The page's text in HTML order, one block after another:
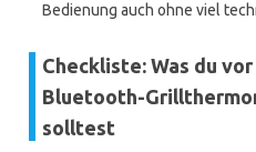
Bedienung auch ohne viel
Checkliste: Was du
Bluetooth-
solltest